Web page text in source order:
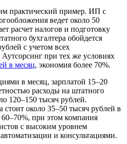
практический пример. ИП с
ведет около 50
расчет налогов и подготовку
бухгалтера обойдется
с учетом всех
при тех же условиях
в месяц, экономия более 70%.
в месяц, зарплатой 15–20
расходы на штатного
120–150 тысяч рублей.
стоит около 35–50 тысяч рублей в
при этом компания
с высоким уровнем
и консультациями.